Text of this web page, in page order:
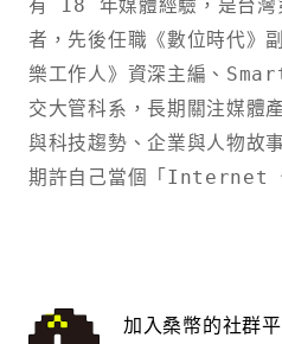
有 18 年媒體經驗，是台灣
者，先後任職《數位時代
樂工作人》資深主編、
交大管科系，長期關注媒體
與科技趨勢、企業與人物故
期許自己當個「Internet
加入桑幣的社群